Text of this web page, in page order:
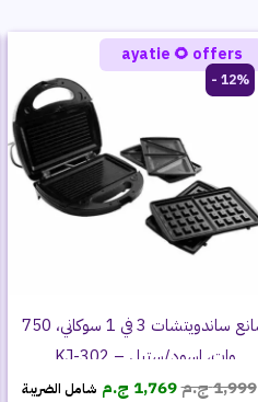
399 ج.م.
299 ج.م.
12% -
صانع ساندويتشات 3 في 1 سوكاني، 750
وات، اسود/ستيل – KJ-302
1,999ج.مالسعر
1,769 ج.م السعر
شامل الضريبة
ayatie 🌻 offers